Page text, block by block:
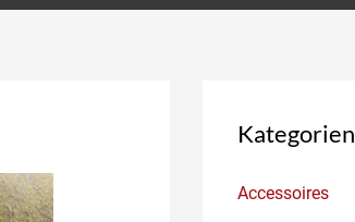
Kategorien
Accessoires